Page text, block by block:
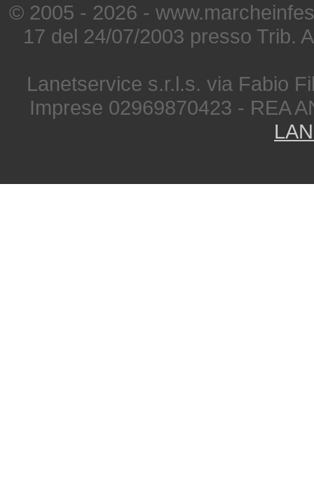
© 2005 - 2026 -
17 del 24/07/2003 presso Trib.
Lanetservice s.r.l.s. via Fabio
Imprese 02969870423 - REA